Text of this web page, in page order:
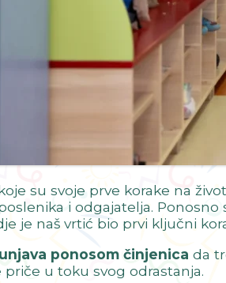
su svoje prve korake na
i odgajatelja.
je naš vrtić bio prvi ključni
ponosom činjenica da
u toku svog odrastanja.